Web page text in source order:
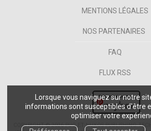
Lorsque vous naviguez sur notre
informations sont susceptibles d'être
optimiser votre
MENTIONS LÉGALES
NOS PARTENAIRES
FAQ
FLUX RSS
COPYRIGHT © 2026 PUG ET NUXOS PUBLISHING